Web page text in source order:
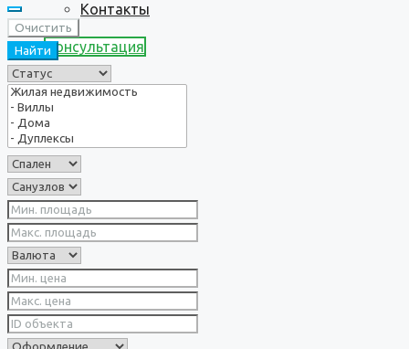
Контакты
Консультация
Очистить
Найти